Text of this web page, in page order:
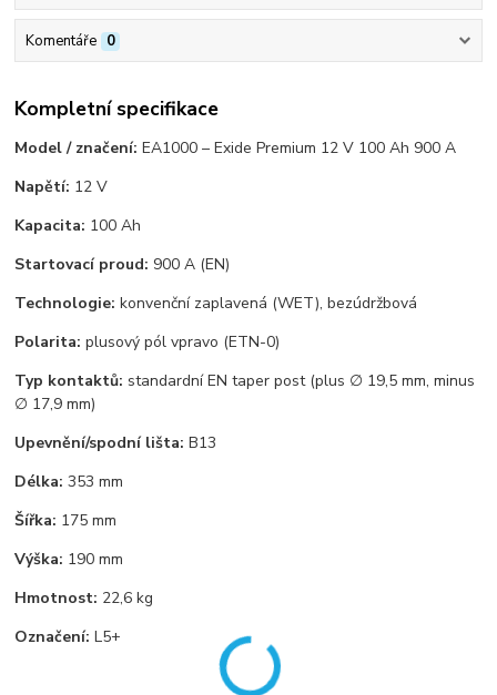
Komentáře 0
Kompletní specifikace
Model / značení: EA1000 – Exide Premium 12 V 100 Ah 900 A
Napětí: 12 V
Kapacita: 100 Ah
Startovací proud: 900 A (EN)
Technologie: konvenční zaplavená (WET), bezúdržbová
Polarita: plusový pól vpravo (ETN-0)
Typ kontaktů: standardní EN taper post (plus ∅ 19,5 mm, minus
∅ 17,9 mm)
Upevnění/spodní lišta: B13
Délka: 353 mm
Šířka: 175 mm
Výška: 190 mm
Hmotnost: 22,6 kg
Označení: L5+